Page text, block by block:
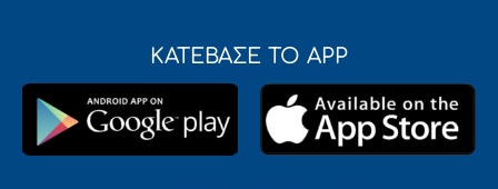
ΚΑΤΕΒΑΣΕ ΤΟ APP